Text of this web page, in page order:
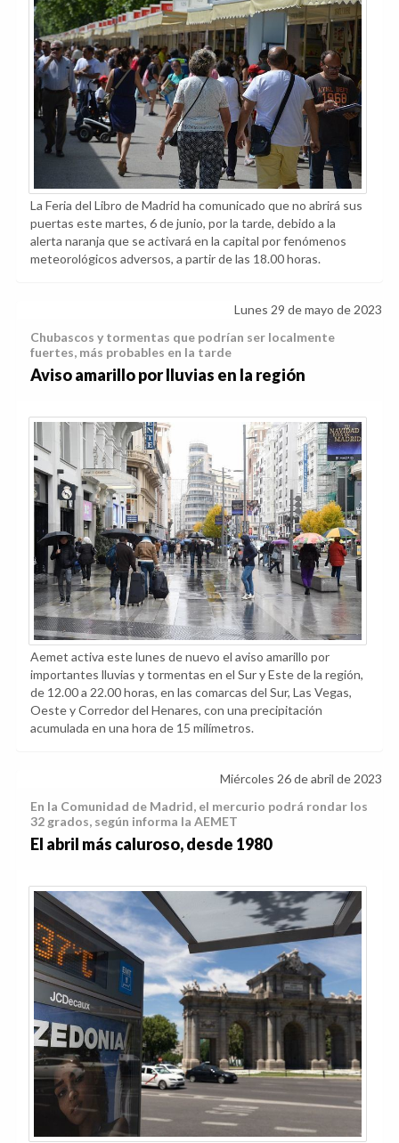
La Feria del Libro de Madrid ha comunicado que no abrirá sus
puertas este martes, 6 de junio, por la tarde, debido a la
alerta naranja que se activará en la capital por fenómenos
meteorológicos adversos, a partir de las 18.00 horas.
Lunes 29 de mayo de 2023
Chubascos y tormentas que podrían ser localmente
fuertes, más probables en la tarde
Aviso amarillo por lluvias en la región
Aemet activa este lunes de nuevo el aviso amarillo por
importantes lluvias y tormentas en el Sur y Este de la región,
de 12.00 a 22.00 horas, en las comarcas del Sur, Las Vegas,
Oeste y Corredor del Henares, con una precipitación
acumulada en una hora de 15 milímetros.
Miércoles 26 de abril de 2023
En la Comunidad de Madrid, el mercurio podrá rondar los
32 grados, según informa la AEMET
El abril más caluroso, desde 1980